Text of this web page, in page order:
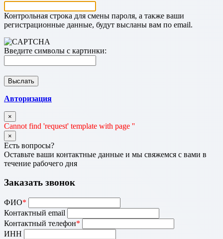
Контрольная строка для смены пароля, а также ваши
регистрационные данные, будут высланы вам по email.
Введите символы с картинки:
Авторизация
×
Cannot find 'request' template with page ''
×
Есть вопросы?
Оставьте ваши контактные данные и мы свяжемся с вами в
течение рабочего дня
Заказать звонок
ФИО*
Контактный email
Контактный телефон*
ИНН